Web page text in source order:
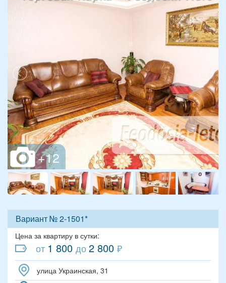
Вариант № 2-1501*
Цена за квартиру в сутки:
от 1 800 до2 800 ₽
улица Украинская, 31